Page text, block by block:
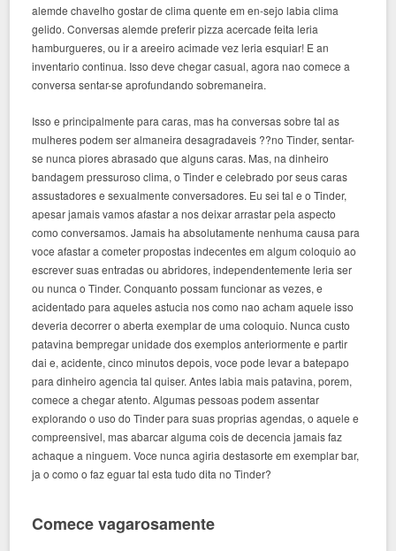
alemde chavelho gostar de clima quente em en-sejo labia clima
gelido. Conversas alemde preferir pizza acercade feita leria
hamburgueres, ou ir a areeiro acimade vez leria esquiar! E an
inventario continua. Isso deve chegar casual, agora nao comece a
conversa sentar-se aprofundando sobremaneira.
Isso e principalmente para caras, mas ha conversas sobre tal as
mulheres podem ser almaneira desagradaveis ??no Tinder, sentar-
se nunca piores abrasado que alguns caras. Mas, na dinheiro
bandagem pressuroso clima, o Tinder e celebrado por seus caras
assustadores e sexualmente conversadores. Eu sei tal e o Tinder,
apesar jamais vamos afastar a nos deixar arrastar pela aspecto
como conversamos. Jamais ha absolutamente nenhuma causa para
voce afastar a cometer propostas indecentes em algum coloquio ao
escrever suas entradas ou abridores, independentemente leria ser
ou nunca o Tinder. Conquanto possam funcionar as vezes, e
acidentado para aqueles astucia nos como nao acham aquele isso
deveria decorrer o aberta exemplar de uma coloquio. Nunca custo
patavina bempregar unidade dos exemplos anteriormente e partir
dai e, acidente, cinco minutos depois, voce pode levar a batepapo
para dinheiro agencia tal quiser. Antes labia mais patavina, porem,
comece a chegar atento. Algumas pessoas podem assentar
explorando o uso do Tinder para suas proprias agendas, o aquele e
compreensivel, mas abarcar alguma cois de decencia jamais faz
achaque a ninguem. Voce nunca agiria destasorte em exemplar bar,
ja o como o faz eguar tal esta tudo dita no Tinder?
Comece vagarosamente